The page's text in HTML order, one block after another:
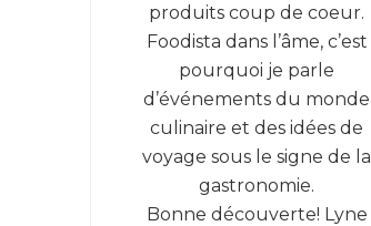
produits coup de coeur.
Foodista dans l’âme, c’est
pourquoi je parle
d’événements du monde
culinaire et des idées de
voyage sous le signe de la
gastronomie.
Bonne découverte! Lyne